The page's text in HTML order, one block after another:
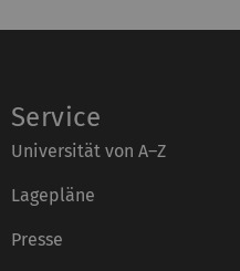
Service
Universität von A–Z
Lagepläne
Presse